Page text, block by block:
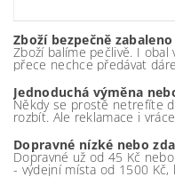
Zboží bezpečně zabaleno
Zboží balíme pečlivě. I
přece nechce předávat
Jednoduchá výměna
Někdy se prostě netrefíte
rozbít. Ale reklamace i
Dopravné nízké nebo
Dopravné už od 45 Kč
- výdejní místa od 1500 Kč,